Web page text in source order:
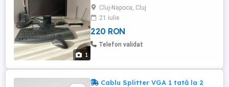
1
Display: LCD, Active Matrix TFT Rezolutie
maxima: 1280 x 1024 Aspect ratio: 5:4
Intrari: VGA, DVI Viteza de raspuns: 5ms
Contrast: 1000:1 stare excelenta.
Cluj-Napoca, Cluj
21 iulie
220 RON
Telefon validat
Cablu Splitter VGA 1 tată la 2